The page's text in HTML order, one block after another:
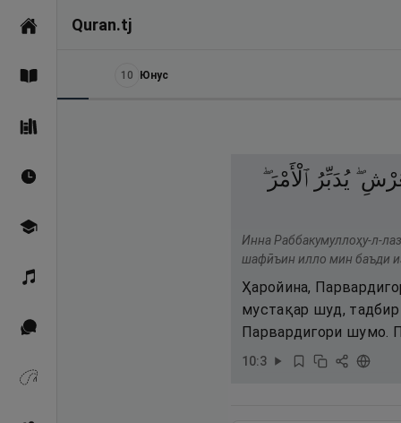
Quran.tj
Асосӣ
10 Юнус
يُدَبِّرُ ٱلْأَمْرَ ۖ
Инна Раббакумуллоҳу-л-
шафӣъин илло мин баъди
Ҳаройина,
мустақар шуд,
Парвардигори шумо.
10:3